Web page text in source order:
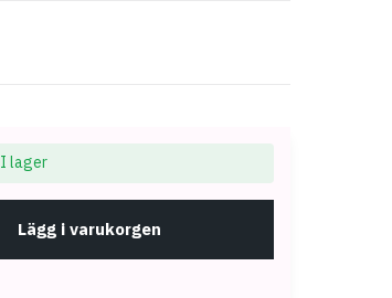
I lager
Lägg i varukorgen